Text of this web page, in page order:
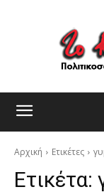
Αρχική Ετικέτες
Ετικέτα: